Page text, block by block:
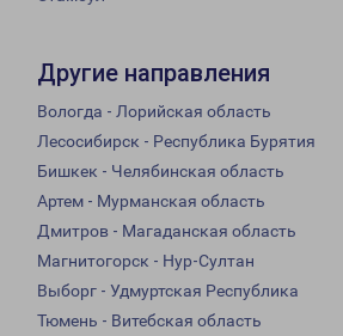
Другие направления
Вологда - Лорийская область
Лесосибирск - Республика Бурятия
Бишкек - Челябинская область
Артем - Мурманская область
Дмитров - Магаданская область
Магнитогорск - Нур-Султан
Выборг - Удмуртская Республика
Тюмень - Витебская область